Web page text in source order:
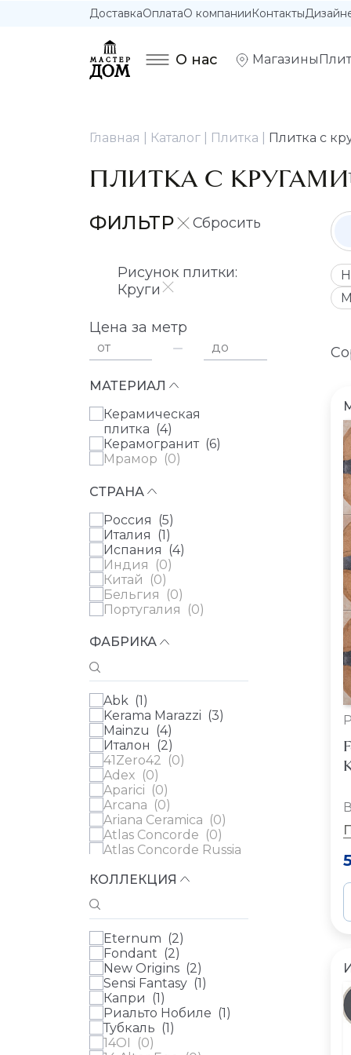
ДоставкаОплатаО компанииКонтакты
О нас Магазины
Главная Каталог Плитка Плитка с
ПЛИТКА С КРУГАМИ
ФИЛЬТР
Рисунок плитки:
Круги
Цена за метр
от до
МАТЕРИАЛ
Керамическая
плитка (4)
Керамогранит (6)
Мрамор (0)
СТРАНА
Россия (5)
Италия (1)
Испания (4)
Индия (0)
Китай (0)
Бельгия (0)
Португалия (0)
ФАБРИКА
Abk (1 )
Kerama Marazzi (3)
Mainzu (4)
Италон (2)
41Zero42 (0)
Adex (0)
Aparici (0)
Arcana (0)
Ariana Ceramica (0)
Atlas Concorde (0)
Atlas Concorde Russia
Ava (0)
Century ( 0)
Ceramica Ribesalbes
(0)
Ceramica Vilar Albaro
(0)
Cerdomus (0)
Cifre (0)
Cir (
)
КОЛЛЕКЦИЯ
Eternum (2)
Fondant (2)
New Origins (2)
Sensi Fantasy (1)
Капри (1)
Риальто Нобиле (1)
Тубкаль (1)
14OI (0)